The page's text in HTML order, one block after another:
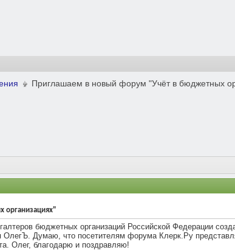
Приглашаем в новый форум "Учёт в бюджетных
организациях"
бюджетных организаций Российской Федерации
ОлегЪ. Думаю, что посетителям форума Клерк.Ру
Олег, благодарю и поздравляю!